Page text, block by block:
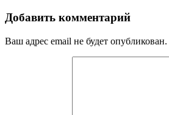
Добавить комментарий
Ваш адрес email не будет опубликован.